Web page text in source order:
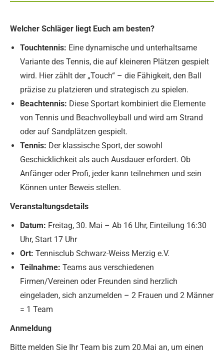
Welcher Schläger liegt Euch am besten?
Touchtennis: Eine dynamische und unterhaltsame
Variante des Tennis, die auf kleineren Plätzen gespielt
wird. Hier zählt der „Touch“ – die Fähigkeit, den Ball
präzise zu platzieren und strategisch zu spielen.
Beachtennis: Diese Sportart kombiniert die Elemente
von Tennis und Beachvolleyball und wird am Strand
oder auf Sandplätzen gespielt.
Tennis: Der klassische Sport, der sowohl
Geschicklichkeit als auch Ausdauer erfordert. Ob
Anfänger oder Profi, jeder kann teilnehmen und sein
Können unter Beweis stellen.
Veranstaltungsdetails
Datum: Freitag, 30. Mai – Ab 16 Uhr, Einteilung 16:30
Uhr, Start 17 Uhr
Ort: Tennisclub Schwarz-Weiss Merzig e.V.
Teilnahme: Teams aus verschiedenen
Firmen/Vereinen oder Freunden sind herzlich
eingeladen, sich anzumelden – 2 Frauen und 2 Männer
= 1 Team
Anmeldung
Bitte melden Sie Ihr Team bis zum 20.Mai an, um einen